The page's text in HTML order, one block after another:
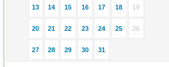
13 14 15 16 17 18 19
20 21 22 23 24 25 26
27 28 29 30 31